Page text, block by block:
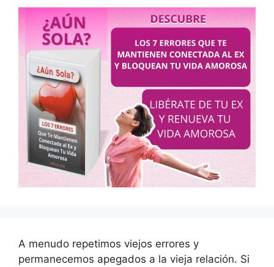
A menudo repetimos viejos errores y
permanecemos apegados a la vieja relación. Si